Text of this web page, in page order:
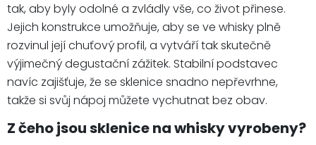
tak, aby byly odolné a zvládly vše, co život přinese.
Jejich konstrukce umožňuje, aby se ve whisky plně
rozvinul její chuťový profil, a vytváří tak skutečně
výjimečný degustační zážitek. Stabilní podstavec
navíc zajišťuje, že se sklenice snadno nepřevrhne,
takže si svůj nápoj můžete vychutnat bez obav.
Z čeho jsou sklenice na whisky vyrobeny?